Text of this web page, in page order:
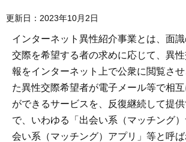
更新日：2023年10月2日
インターネット異性紹介事業とは、面
交際を希望する者の求めに応じて、異
報をインターネット上で公衆に閲覧さ
た異性交際希望者が電子メール等で相
ができるサービスを、反復継続して提
で、いわゆる「出会い系（マッチング
会い系（マッチング）アプリ」等と呼ば